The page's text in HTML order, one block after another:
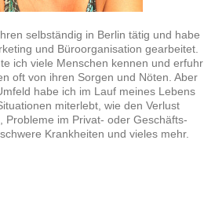
selbständig in Berlin tätig und habe
und Büroorganisation gearbeitet.
ich viele Menschen kennen und erfuhr
oft von ihren Sorgen und Nöten. Aber
habe ich im Lauf meines Lebens
miterlebt, wie den Verlust
Probleme im Privat- oder Geschäfts-
Krankheiten und vieles mehr.